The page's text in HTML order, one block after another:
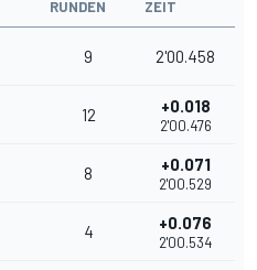
RUNDEN ZEIT
9 2'00.458
12 +0.018
2'00.476
8 +0.071
2'00.529
4 +0.076
2'00.534